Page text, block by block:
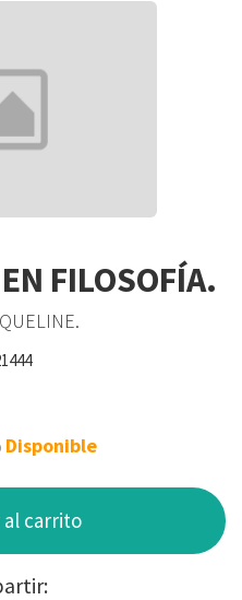
FILOSOFÍA.
Disponible
al carrito